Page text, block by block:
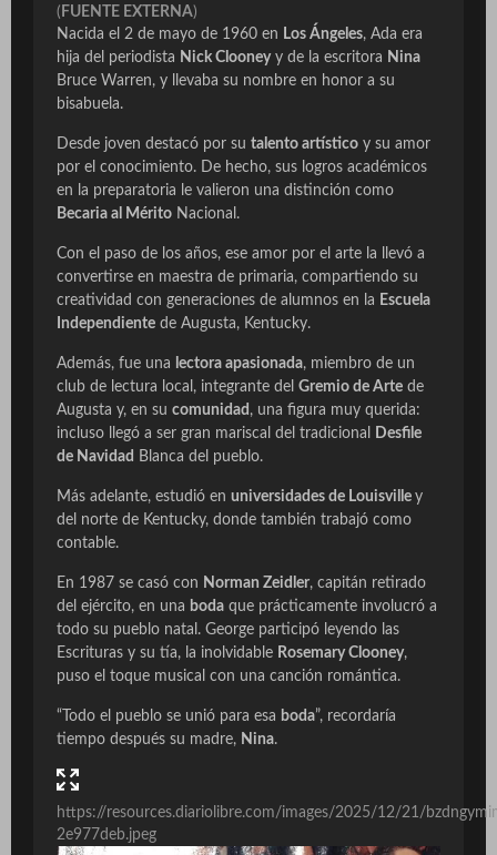
( FUENTE EXTERNA)
Nacida el 2 de mayo de 1960 en Los Ángeles, Ada era
hija del periodista Nick Clooneyy de la escritora Nina
Bruce Warren, y llevaba su nombre en honor a su
bisabuela.
Desde joven destacó por su talento artístico y su amor
por el conocimiento. De hecho, sus logros académicos
en la preparatoria le valieron una distinción como
Becaria al Mérito Nacional.
Con el paso de los años, ese amor por el arte la llevó a
convertirse en maestra de primaria, compartiendo su
creatividad con generaciones de alumnos en la Escuela
Independiente de Augusta, Kentucky.
Además, fue una lectora apasionada, miembro de un
club de lectura local, integrante del Gremio de Arte de
Augusta y, en su comunidad , una figura muy querida:
incluso llegó a ser gran mariscal del tradicional
Desfile
de Navidad Blanca del pueblo.
Más adelante, estudió en universidades de Louisville y
del norte de Kentucky, donde también trabajó como
contable.
En 1987 se casó con Norman Zeidler, capitán retirado
del ejército, en una boda que prácticamente involucró a
todo su pueblo natal. George participó leyendo las
Escrituras y su tía, la inolvidable Rosemary Clooney,
puso el toque musical con una canción romántica.
“Todo el pueblo se unió para esa boda”, recordaría
tiempo después su madre, Nina.
https://resources.diariolibre.com/images/2025/12/21/
2e977deb.jpeg